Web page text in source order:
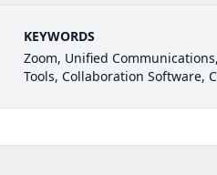
KEYWORDS
Zoom, Unified
Tools, Collaboration Software,